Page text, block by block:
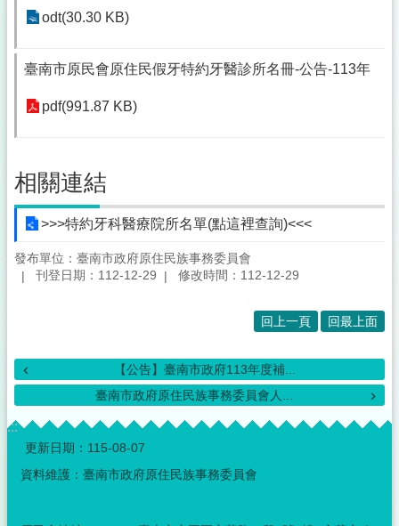
odt(30.30 KB)
臺南市原民會原住民假牙特約牙醫診所名冊-公告-113年
pdf(991.87 KB)
相關連結
>>>特約牙科醫療院所名單(點這裡查詢)<<<
發布單位：臺南市政府原住民族事務委員會
刊登日期：112-12-29
修改時間：112-12-29
回上一頁 回最上面
【公告】臺南市政府113年度補...
臺南市政府原住民族事務委員會人...
:::
更新日期： 115-08-07
資料維護：臺南市政府原住民族事務委員會